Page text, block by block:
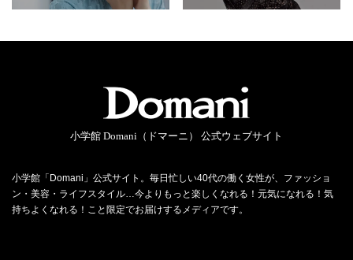
小学館 Domani（ドマーニ） 公式ウェブサイト
小学館「Domani」公式サイト。毎日忙しい40代の働く女性が、ファッショ
ン・美容・ライフスタイル…今よりもっと楽しくなれる！元気になれる！気
持ちよくなれる！こと限定でお届けするメディアです。